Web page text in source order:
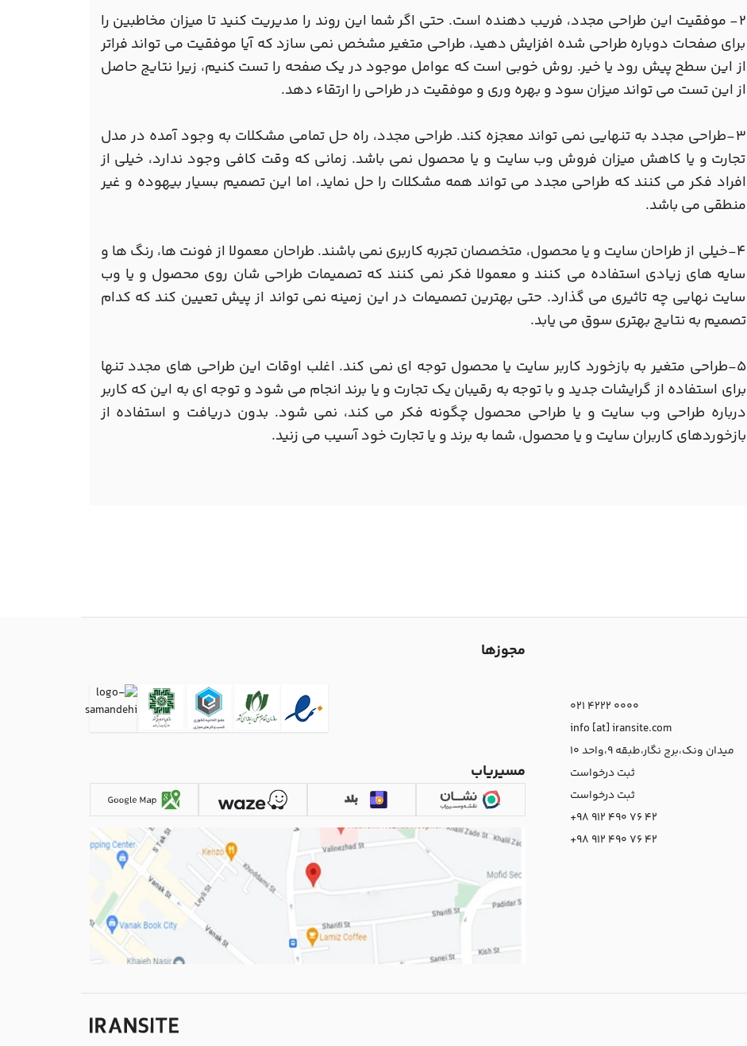
2- موفقیت این طراحی مجدد، فریب دهنده است. حتی اگر شما این روند را مدیریت کنید تا میزان مخاطبین را
برای صفحات دوباره طراحی شده افزایش دهید، طراحی متغیر مشخص نمی سازد که آیا موفقیت می تواند فراتر
از این سطح پیش رود یا خیر. روش خوبی است که عوامل موجود در یک صفحه را تست کنیم، زیرا نتایج حاصل
از این تست می تواند میزان سود و بهره وری و موفقیت در طراحی را ارتقاء دهد.
3-طراحی مجدد به تنهایی نمی تواند معجزه کند. طراحی مجدد، راه حل تمامی مشکلات به وجود آمده در مدل
تجارت و یا کاهش میزان فروش وب سایت و یا محصول نمی باشد. زمانی که وقت کافی وجود ندارد، خیلی از
افراد فکر می کنند که طراحی مجدد می تواند همه مشکلات را حل نماید، اما این تصمیم بسیار بیهوده و غیر
منطقی می باشد.
4-خیلی از طراحان سایت و یا محصول، متخصصان تجربه کاربری نمی باشند. طراحان معمولا از فونت ها، رنگ ها و
سایه های زیادی استفاده می کنند و معمولا فکر نمی کنند که تصمیمات طراحی شان روی محصول و یا وب
سایت نهایی چه تاثیری می گذارد. حتی بهترین تصمیمات در این زمینه نمی تواند از پیش تعیین کند که کدام
تصمیم به نتایج بهتری سوق می یابد.
5-طراحی متغیر به بازخورد کاربر سایت یا محصول توجه ای نمی کند. اغلب اوقات این طراحی های مجدد تنها
برای استفاده از گرایشات جدید و با توجه به رقیبان یک تجارت و یا برند انجام می شود و توجه ای به این که کاربر
درباره طراحی وب سایت و یا طراحی محصول چگونه فکر می کند، نمی شود. بدون دریافت و استفاده از
بازخوردهای کاربران سایت و یا محصول، شما به برند و یا تجارت خود آسیب می زنید.
021 4222 0000
info [at] iransite.com
میدان ونک،برج نگار،طبقه 9،واحد 10
ثبت درخواست
ثبت درخواست
+98 912 490 76 42
+98 912 490 76 42
مجوزها
مسیریاب